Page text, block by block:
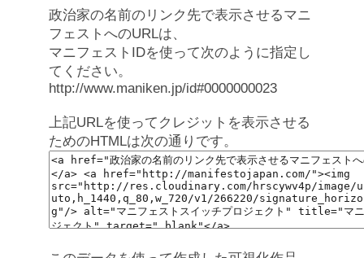
政治家の名前のリンク先で表示させるマニ
フェストへのURLは、
マニフェストIDを使って次のように指定し
てください。
http://www.maniken.jp/id#0000000023
上記URLを使ってクレジットを表示させる
ためのHTMLは次の通りです。